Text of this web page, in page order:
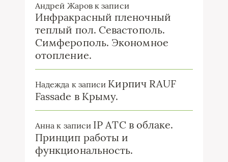
Андрей Жаровк записи
Инфракрасный пленочный
теплый пол. Севастополь.
Симферополь. Экономное
отопление.
Надежда к записи Кирпич RAUF
Fassade в Крыму.
Анна к записи IP ATC в облаке.
Принцип работы и
функциональность.